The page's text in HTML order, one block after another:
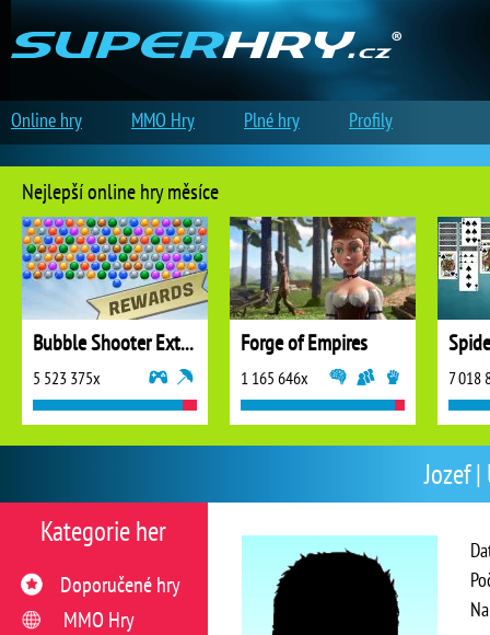
Jozef
Kategorie her
Doporučené hry
MMO Hry
Nejlepší online hry měsíce
Bubble Shooter Extreme
5 523 375x
Forge of Empires
1 165 646x 7 018
Online hry MMO Hry Plné hry Profily